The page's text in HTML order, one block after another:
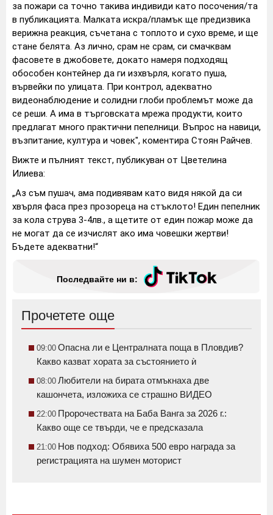
за пожари са точно такива индивиди като посочения/та
в публикацията. Малката искра/пламък ще предизвика
верижна реакция, съчетана с топлото и сухо време, и ще
стане белята. Аз лично, срам не срам, си смачквам
фасовете в джобовете, докато намеря подходящ
обособен контейнер да ги изхвърля, когато пуша,
вървейки по улицата. При контрол, адекватно
видеонаблюдение и солидни глоби проблемът може да
се реши. А има в търговската мрежа продукти, които
предлагат много практични пепелници. Въпрос на навици,
възпитание, култура и човек", коментира Стоян Райчев.
Вижте и пълният текст, публикуван от Цветелина
Илиева:
„Аз съм пушач, ама подивявам като видя някой да си
хвърля фаса през прозореца на стъклото! Един пепелник
за кола струва 3-4лв., а щетите от един пожар може да
не могат да се изчислят ако има човешки жертви!
Бъдете адекватни!“
Последвайте ни в:
Прочетете още
09:00 Опасна ли е Централната поща в Пловдив?
Какво казват хората за състоянието ѝ
08:00 Любители на бирата отмъкнаха две
кашончета, изложиха се страшно ВИДЕО
22:00 Пророчествата на Баба Ванга за 2026 г.:
Какво още се твърди, че е предсказала
21:00 Нов подход: Обявиха 500 евро награда за
регистрацията на шумен моторист